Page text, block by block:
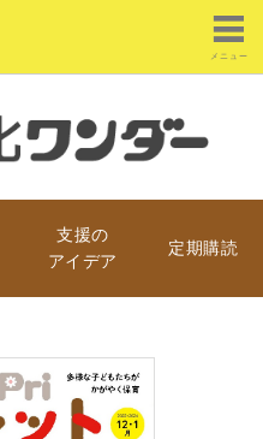
メニュー
支援の
アイデア
定期購読